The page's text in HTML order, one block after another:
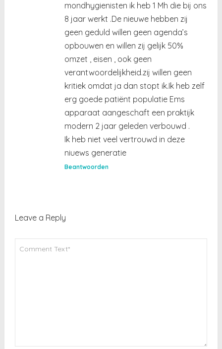
mondhygienisten ik heb 1 Mh die bij ons
8 jaar werkt .De nieuwe hebben zij
geen geduld willen geen agenda’s
opbouwen en willen zij gelijk 50%
omzet , eisen , ook geen
verantwoordelijkheid.zij willen geen
kritiek omdat ja dan stopt ik.Ik heb zelf
erg goede patiënt populatie Ems
apparaat aangeschaft een praktijk
modern 2 jaar geleden verbouwd .
Ik heb niet veel vertrouwd in deze
niuews generatie
Beantwoorden
Leave a Reply